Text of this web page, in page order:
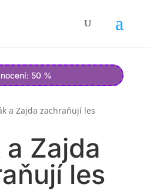
50 %
a Zajda zachraňují les
a Zajda
les